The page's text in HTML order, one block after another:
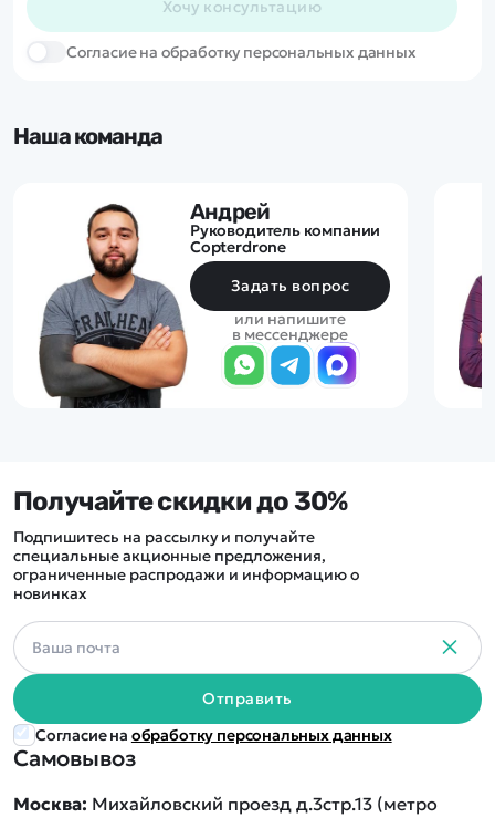
Хочу консультацию
Cогласие на обработку персональных данных
Наша команда
Андрей
Руководитель компании
Copterdrone
Задать вопрос
или напишите
в мессенджере
Самовывоз
Москва: Михайловский проезд д.3стр.13 (метро
Получайте скидки до 30%
Подпишитесь на рассылку и получайте
специальные акционные предложения,
ограниченные распродажи и информацию о
новинках
Отправить
Согласие на обработку персональных данных